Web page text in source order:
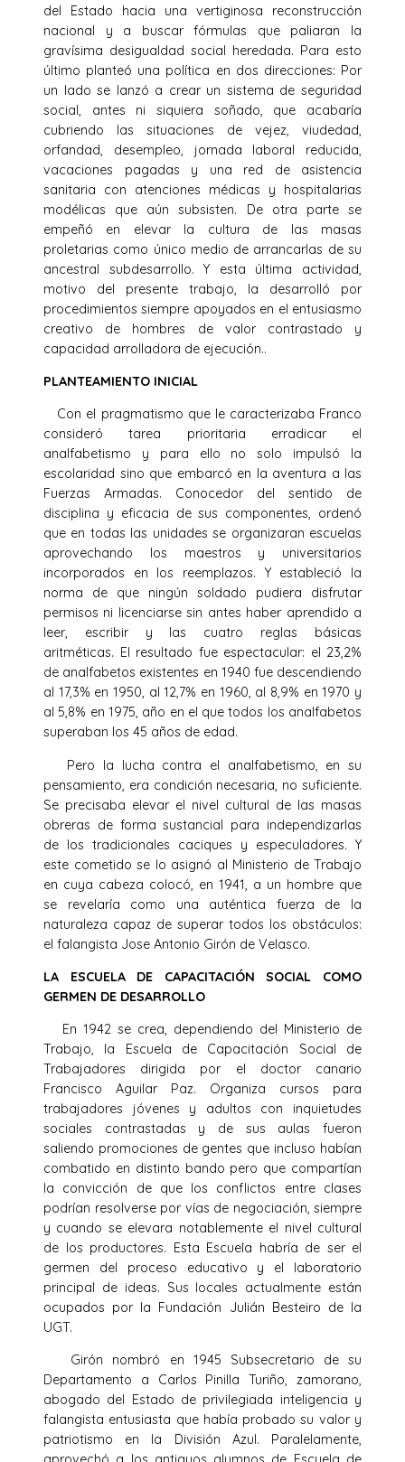
del Estado hacia una vertiginosa reconstrucción
nacional y a buscar fórmulas que paliaran la
gravísima desigualdad social heredada. Para esto
último planteó una política en dos direcciones: Por
un lado se lanzó a crear un sistema de seguridad
social, antes ni siquiera soñado, que acabaría
cubriendo las situaciones de vejez, viudedad,
orfandad, desempleo, jornada laboral reducida,
vacaciones pagadas y una red de asistencia
sanitaria con atenciones médicas y hospitalarias
modélicas que aún subsisten. De otra parte se
empeñó en elevar la cultura de las masas
proletarias como único medio de arrancarlas de su
ancestral subdesarrollo. Y esta última actividad,
motivo del presente trabajo, la desarrolló por
procedimientos siempre apoyados en el entusiasmo
creativo de hombres de valor contrastado y
capacidad arrolladora de ejecución..
PLANTEAMIENTO INICIAL
Con el pragmatismo que le caracterizaba Franco
consideró tarea prioritaria erradicar el
analfabetismo y para ello no solo impulsó la
escolaridad sino que embarcó en la aventura a las
Fuerzas Armadas. Conocedor del sentido de
disciplina y eficacia de sus componentes, ordenó
que en todas las unidades se organizaran escuelas
aprovechando los maestros y universitarios
incorporados en los reemplazos. Y estableció la
norma de que ningún soldado pudiera disfrutar
permisos ni licenciarse sin antes haber aprendido a
leer, escribir y las cuatro reglas básicas
aritméticas. El resultado fue espectacular: el 23,2%
de analfabetos existentes en 1940 fue descendiendo
al 17,3% en 1950, al 12,7% en 1960, al 8,9% en 1970 y
al 5,8% en 1975, año en el que todos los analfabetos
superaban los 45 años de edad.
Pero la lucha contra el analfabetismo, en su
pensamiento, era condición necesaria, no suficiente.
Se precisaba elevar el nivel cultural de las masas
obreras de forma sustancial para independizarlas
de los tradicionales caciques y especuladores. Y
este cometido se lo asignó al Ministerio de Trabajo
en cuya cabeza colocó, en 1941, a un hombre que
se revelaría como una auténtica fuerza de la
naturaleza capaz de superar todos los obstáculos:
el falangista Jose Antonio Girón de Velasco.
LA ESCUELA DE CAPACITACIÓN SOCIAL COMO
GERMEN DE DESARROLLO
En 1942 se crea, dependiendo del Ministerio de
Trabajo, la Escuela de Capacitación Social de
Trabajadores dirigida por el doctor canario
Francisco Aguilar Paz. Organiza cursos para
trabajadores jóvenes y adultos con inquietudes
sociales contrastadas y de sus aulas fueron
saliendo promociones de gentes que incluso habían
combatido en distinto bando pero que compartían
la convicción de que los conflictos entre clases
podrían resolverse por vías de negociación, siempre
y cuando se elevara notablemente el nivel cultural
de los productores. Esta Escuela habría de ser el
germen del proceso educativo y el laboratorio
principal de ideas. Sus locales actualmente están
ocupados por la Fundación Julián Besteiro de la
UGT.
Girón nombró en 1945 Subsecretario de su
Departamento a Carlos Pinilla Turiño, zamorano,
abogado del Estado de privilegiada inteligencia y
falangista entusiasta que había probado su valor y
patriotismo en la División Azul. Paralelamente,